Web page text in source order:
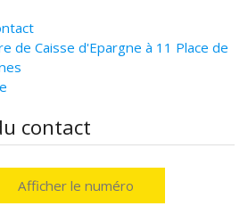
de Caisse d'Epargne à 11 Place de
contact
Afficher le numéro